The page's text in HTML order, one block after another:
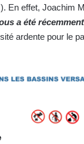
En effet, Joachim
a été
ardente pour le